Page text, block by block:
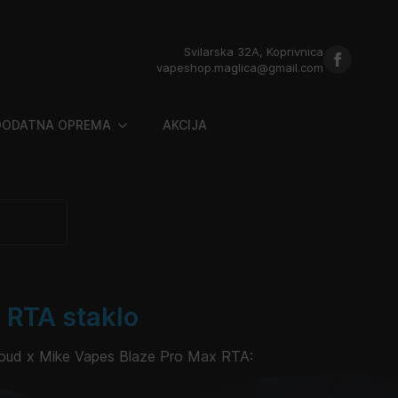
Svilarska 32A, Koprivnica
vapeshop.maglica@gmail.com
OPREMA AKCIJA
staklo
x Mike Vapes Blaze Pro Max RTA: